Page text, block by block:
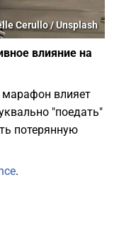
Cerullo / Unsplash
влияние на
марафон влияет
"поедать"
потерянную
.